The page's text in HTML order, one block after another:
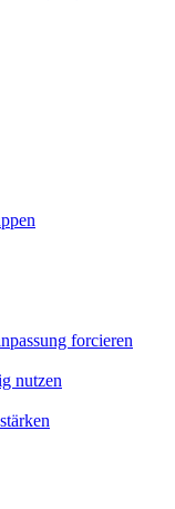
forcieren
nutzen